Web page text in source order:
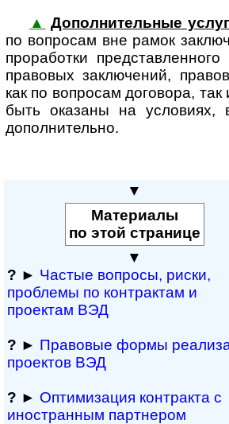
▲ Дополнительные
по вопросам вне рамок
проработки
правовых заключений,
как по вопросам договора,
быть оказаны на
дополнительно.
▼
Материалы
по этой странице
▼
? ► Частые вопросы, рис­ки,
проблемы по конт­рактам и
проектам ВЭД
? ► Правовые формы
проектов ВЭД
? ► Оптимизация контракта с
иностранным партнером